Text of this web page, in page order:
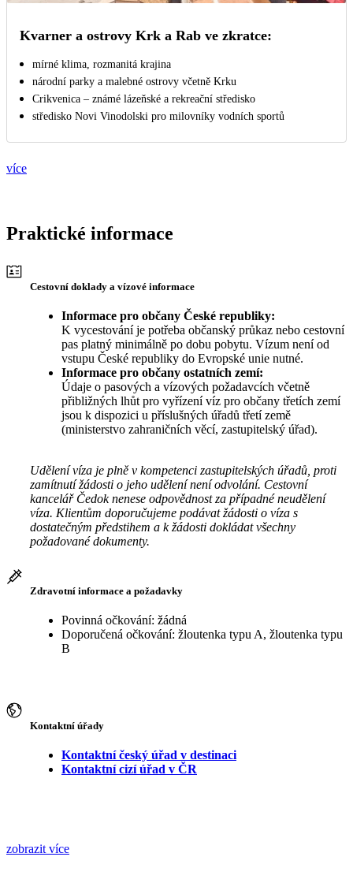
Kvarner a ostrovy Krk a Rab ve zkratce:
mírné klima, rozmanitá krajina
národní parky a malebné ostrovy včetně Krku
Crikvenica – známé lázeňské a rekreační středisko
středisko Novi Vinodolski pro milovníky vodních sportů
více
Praktické informace
Cestovní doklady a vízové informace
Informace pro občany České republiky:
K vycestování je potřeba občanský průkaz nebo cestovní
pas platný minimálně po dobu pobytu. Vízum není od
vstupu České republiky do Evropské unie nutné.
Informace pro občany ostatních zemí:
Údaje o pasových a vízových požadavcích včetně
přibližných lhůt pro vyřízení víz pro občany třetích zemí
jsou k dispozici u příslušných úřadů třetí země
(ministerstvo zahraničních věcí, zastupitelský úřad).
Udělení víza je plně v kompetenci zastupitelských úřadů, proti
zamítnutí žádosti o jeho udělení není odvolání. Cestovní
kancelář Čedok nenese odpovědnost za případné neudělení
víza. Klientům doporučujeme podávat žádosti o víza s
dostatečným předstihem a k žádosti dokládat všechny
požadované dokumenty.
Zdravotní informace a požadavky
Povinná očkování: žádná
Doporučená očkování: žloutenka typu A, žloutenka typu
B
Kontaktní úřady
Kontaktní český úřad v destinaci
Kontaktní cizí úřad v ČR
zobrazit více